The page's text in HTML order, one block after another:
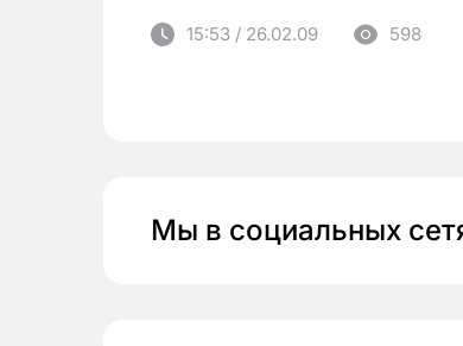
15:53 / 26.02.09 598
Мы в социальных